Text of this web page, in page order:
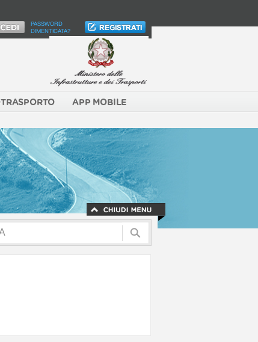
PASSWORD
DIMENTICATA?
APP MOBILE